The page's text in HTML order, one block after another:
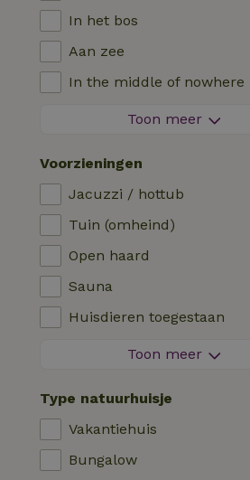
In het bos
Aan zee
In the middle of nowhere
Tussen de velden
In de polder
In de bergen
Helemaal alleen
In een boomgaard
Viswater in de buurt
Toon meer
Voorzieningen
Jacuzzi / hottub
Tuin (omheind)
Open haard
Sauna
Huisdieren toegestaan
Vuurwerkvrije omgeving
Direct boekbaar
Wasmachine
Afwasmachine
Toon meer
Type natuurhuisje
Vakantiehuis
Bungalow